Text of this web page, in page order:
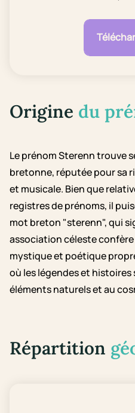
Origine du
Le prénom Sterenn trouve
bretonne, réputée pour sa
et musicale. Bien que
registres de prénoms, il
mot breton "sterenn", qui
association céleste
mystique et poétique
où les légendes et
éléments naturels et au
Répartition